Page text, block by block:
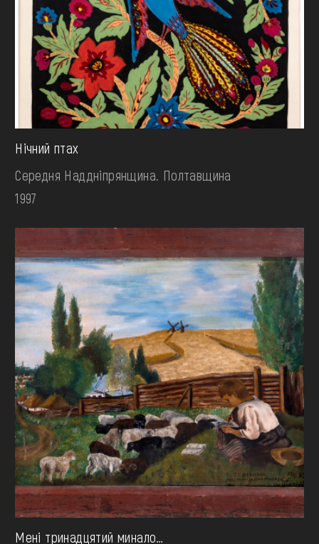
Нічний птах
Середня Наддніпрянщина. Полтавщина
1997
Мені тринадцятий минало…